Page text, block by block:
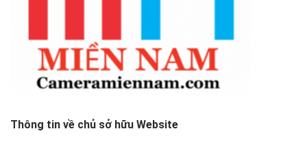
Thông tin về chủ sở hữu Website